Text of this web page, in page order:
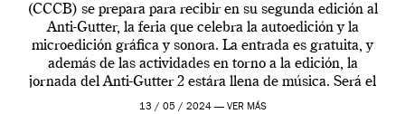
(CCCB) se prepara para recibir en su segunda edición al
Anti-Gutter, la feria que celebra la autoedición y la
microedición gráfica y sonora. La entrada es gratuita, y
además de las actividades en torno a la edición, la
jornada del Anti-Gutter 2 estára llena de música. Será el
[…]
13 / 05 / 2024 — VER MÁS